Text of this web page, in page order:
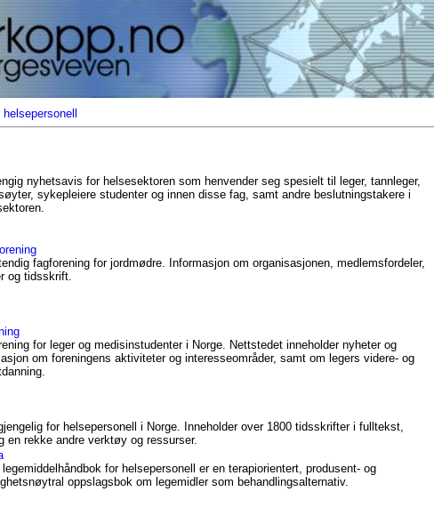
helsepersonell
nyhetsavis for helsesektoren som henvender seg spesielt til leger, tannleger,
sykepleiere studenter og innen disse fag, samt andre beslutningstakere i
fagforening for jordmødre. Informasjon om organisasjonen, medlemsfordeler,
og tidsskrift.
for leger og medisinstudenter i Norge. Nettstedet inneholder nyheter og
om foreningens aktiviteter og interesseområder, samt om legers videre- og
for helsepersonell i Norge. Inneholder over 1800 tidsskrifter i fulltekst,
en rekke andre verktøy og ressurser.
legemiddelhåndbok for helsepersonell er en terapiorientert, produsent- og
oppslagsbok om legemidler som behandlingsalternativ.